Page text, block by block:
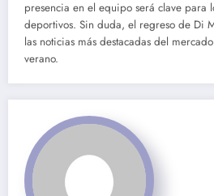
presencia en el equipo será clave para
deportivos. Sin duda, el regreso de Di
las noticias más destacadas del
verano.